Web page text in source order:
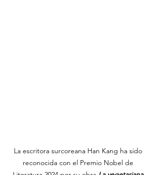
La escritora surcoreana Han Kang ha sido
reconocida con el Premio Nobel de